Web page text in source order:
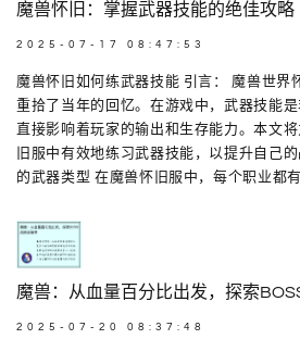
魔兽怀旧：掌握武器技能的绝佳攻略
2025-07-17 08:47:53
魔兽怀旧如何练武器技能 引言： 魔兽世界
重拾了当年的回忆。在游戏中，武器技能
直接影响着玩家的输出和生存能力。本文
旧服中有效地练习武器技能，以提升自己
的武器类型 在魔兽怀旧服中，每个职业都
魔兽：从血量百分比出发，探索
2025-07-20 08:37:48